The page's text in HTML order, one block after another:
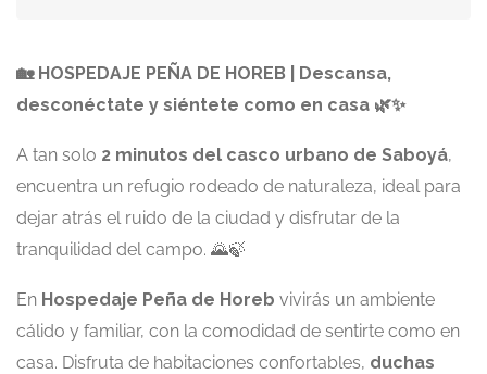
🏡 HOSPEDAJE PEÑA DE HOREB | Descansa,
desconéctate y siéntete como en casa 🌿✨
A tan solo 2 minutos del casco urbano de Saboyá,
encuentra un refugio rodeado de naturaleza, ideal para
dejar atrás el ruido de la ciudad y disfrutar de la
tranquilidad del campo. 🌄🍃
En Hospedaje Peña de Horeb vivirás un ambiente
cálido y familiar, con la comodidad de sentirte como en
casa. Disfruta de habitaciones confortables, duchas